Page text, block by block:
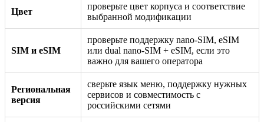
Цвет
проверьте цвет корпуса и соответствие
выбранной модификации
SIM и eSIM
проверьте поддержку nano-SIM, eSIM
или dual nano-SIM + eSIM, если это
важно для вашего оператора
Региональная
версия
сверьте язык меню, поддержку нужных
сервисов и совместимость с
российскими сетями